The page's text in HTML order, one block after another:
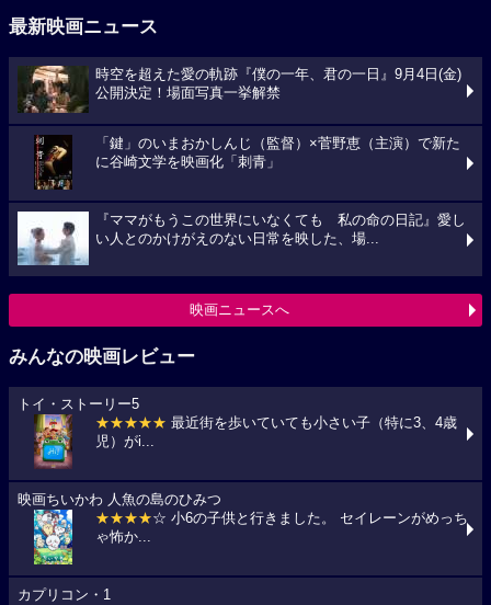
最新映画ニュース
時空を超えた愛の軌跡『僕の一年、君の一日』9月4日(金)
公開決定！場面写真一挙解禁
「鍵」のいまおかしんじ（監督）×菅野恵（主演）で新た
に谷崎文学を映画化「刺青」
『ママがもうこの世界にいなくても 私の命の日記』愛し
い人とのかけがえのない日常を映した、場...
映画ニュースへ
みんなの映画レビュー
トイ・ストーリー5
★★★★★ 最近街を歩いていても小さい子（特に3、4歳
児）がi...
映画ちいかわ 人魚の島のひみつ
★★★★☆ 小6の子供と行きました。 セイレーンがめっち
ゃ怖か...
カプリコン・1